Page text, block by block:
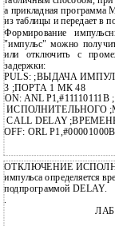
а прикладная программа
из таблицы и передает в
Формирование
"импульс" можно
или отключить с
задержки:
PULS: ;ВЫДАЧА
3 ;ПОРТА 1 МК 48
ON: ANL
ИСПОЛНИТЕЛЬНОГО
CALL DELAY
OFF: ORL
ОТКЛЮЧЕНИЕ
импульса определяется
подпрограммой DELAY.
.